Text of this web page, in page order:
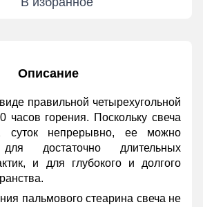
Описание
правильной четырехугольной
часов горения. Поскольку свеча
суток непрерывно, ее можно
для достаточно длительных
и для глубокого и долгого
пальмового стеарина свеча не